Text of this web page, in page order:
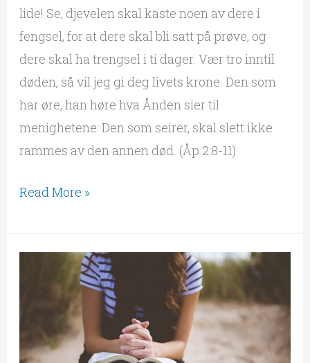
lide! Se, djevelen skal kaste noen av dere i
fengsel, for at dere skal bli satt på prøve, og
dere skal ha trengsel i ti dager. Vær tro inntil
døden, så vil jeg gi deg livets krone. Den som
har øre, han høre hva Ånden sier til
menighetene: Den som seirer, skal slett ikke
rammes av den annen død. (Åp 2:8-11)
Read More »
tjeneste
hjem,
menighet